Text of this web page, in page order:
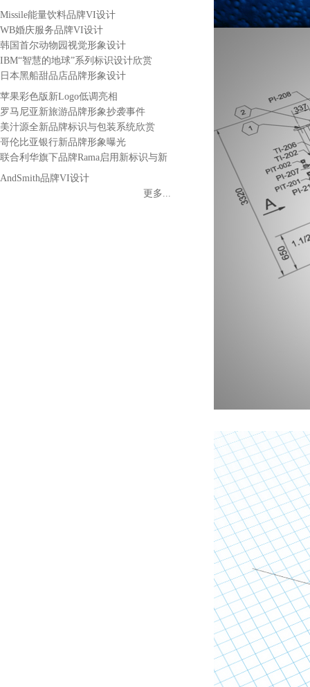
Missile能量饮料品牌VI设计
WB婚庆服务品牌VI设计
韩国首尔动物园视觉形象设计
IBM“智慧的地球”系列标识设计欣赏
日本黑船甜品店品牌形象设计
苹果彩色版新Logo低调亮相
罗马尼亚新旅游品牌形象抄袭事件
美汁源全新品牌标识与包装系统欣赏
哥伦比亚银行新品牌形象曝光
联合利华旗下品牌Rama启用新标识与新
AndSmith品牌VI设计
更多...